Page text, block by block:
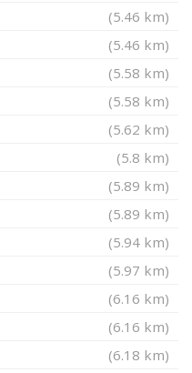
(5.46 km)
(5.46 km)
(5.58 km)
(5.58 km)
(5.62 km)
(5.8 km)
(5.89 km)
(5.89 km)
(5.94 km)
(5.97 km)
(6.16 km)
(6.16 km)
(6.18 km)